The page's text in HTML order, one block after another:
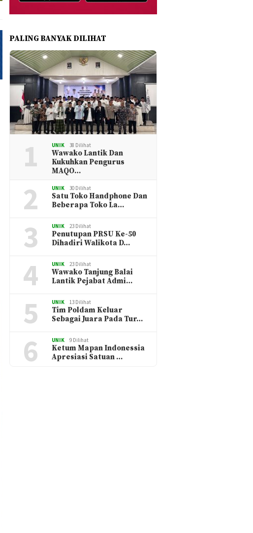
PALING BANYAK DILIHAT
1 UNIK 38 Dilihat
Wawako Lantik Dan
Kukuhkan Pengurus
MAQO…
2 UNIK 30 Dilihat
Satu Toko Handphone Dan
Beberapa Toko La…
3 UNIK 23 Dilihat
Penutupan PRSU Ke-50
Dihadiri Walikota D…
4 UNIK 23 Dilihat
Wawako Tanjung Balai
Lantik Pejabat Admi…
5 UNIK 13 Dilihat
Tim Poldam Keluar
Sebagai Juara Pada Tur…
6 UNIK 9 Dilihat
Ketum Mapan Indonessia
Apresiasi Satuan …